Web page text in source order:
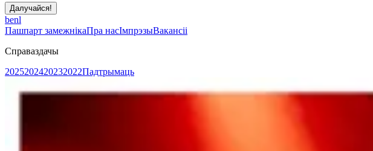
Далучайся!
benl
Пашпарт замежнікаПра насІмпрэзыВакансіі
Справаздачы
2025202420232022Падтрымаць